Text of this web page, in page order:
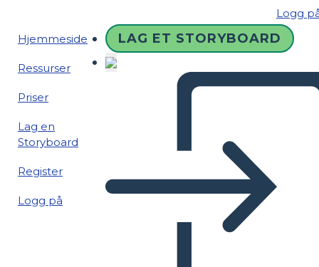
Logg
Hjemmeside
Ressurser
Priser
Lag en
Storyboard
Register
Logg på
LAG ET STORYBOARD